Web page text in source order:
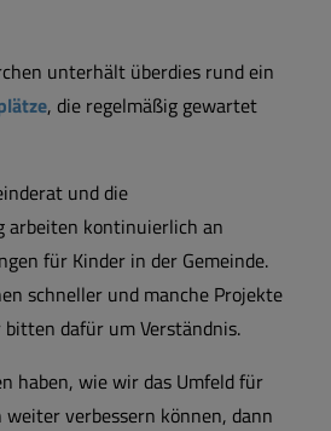
unterhält überdies rund ein
, die regelmäßig gewartet
und die
arbeiten kontinuierlich an
für Kinder in der Gemeinde.
schneller und manche Projekte
dafür um Verständnis.
haben, wie wir das Umfeld für
verbessern können, dann